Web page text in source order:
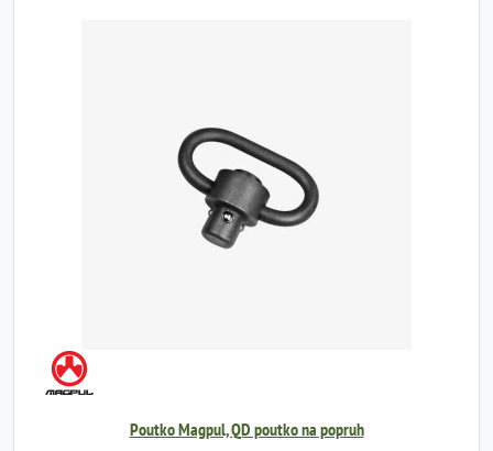
Poutko Magpul, QD poutko na popruh